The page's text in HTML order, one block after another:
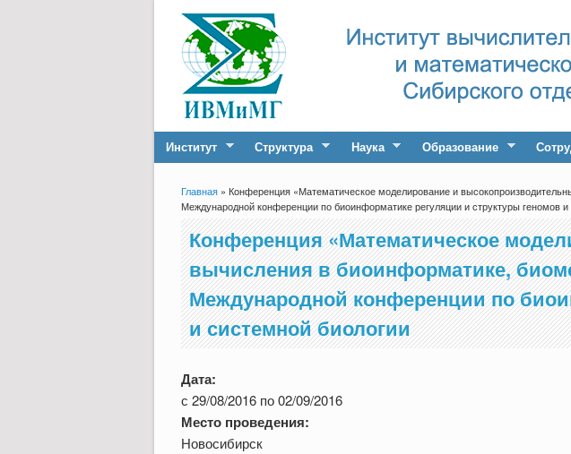
Институт Структура Наука Образование
Вы здесь
Главная » Конференция «Математическое моделирование и
Международной конференции по биоинформатике регуляции и структуры геномов
Конференция «Математическое
вычисления в биоинформатике,
Международной конференции по
и системной биологии
Дата:
с 29/08/2016 по02/09/2016
Место проведения:
Новосибирск